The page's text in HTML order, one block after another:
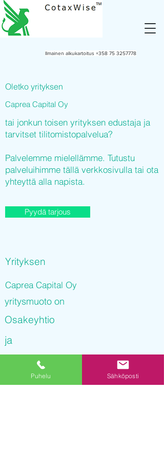
Ilmainen alkukartoitus +358 75 3257778
Oletko yrityksen
Caprea Capital Oy
tai jonkun toisen yrityksen edustaja ja
tarvitset tilitomistopalvelua?
Palvelemme mielellämme. Tutustu
palveluihimme tällä verkkosivulla tai ota
yhteyttä alla napista.
Pyydä tarjous
Yrityksen
Caprea Capital Oy
yritysmuoto on
Osakeyhtio
ja
Caprea Capital Oy
on rekisteröity kaupparekisteriin
Puhelu Sähköposti